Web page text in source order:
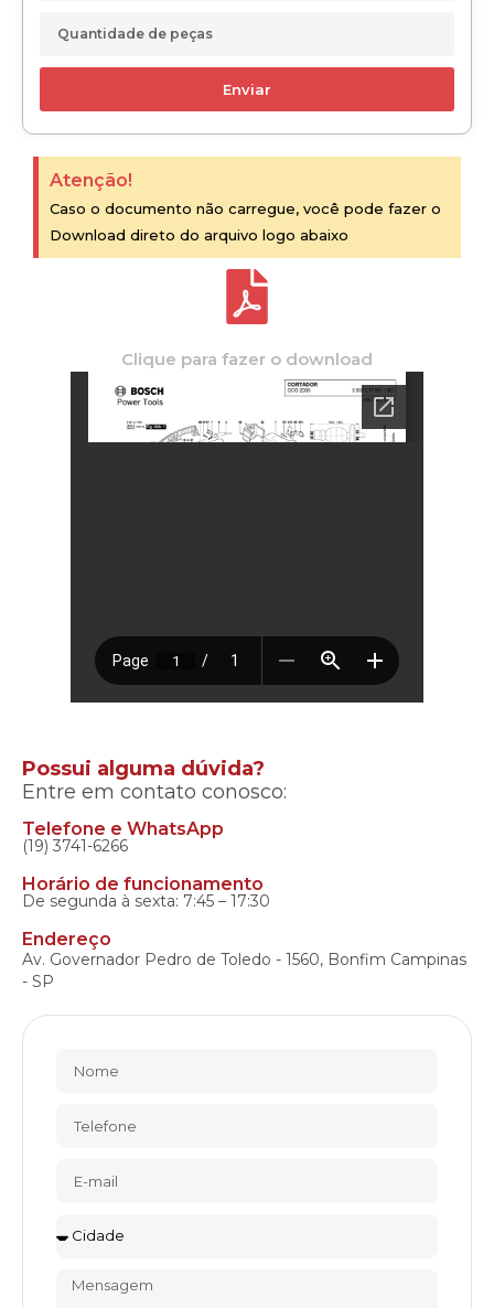
Enviar
Atenção!
Caso o documento não carregue, você pode fazer o
Download direto do arquivo logo abaixo
Clique para fazer o download
Possui alguma dúvida?
Entre em contato conosco:
Telefone e WhatsApp
(19) 3741-6266
Horário de funcionamento
De segunda à sexta: 7:45 – 17:30
Endereço
Av. Governador Pedro de Toledo - 1560, Bonfim Campinas
- SP